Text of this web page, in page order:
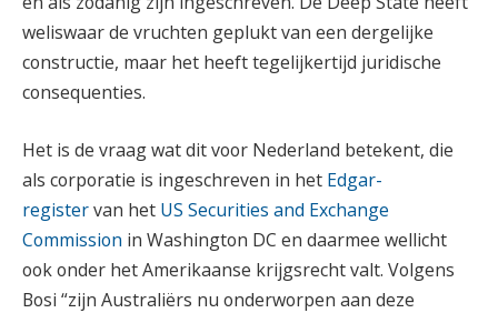
weliswaar de vruchten geplukt van een dergelijke
constructie, maar het heeft tegelijkertijd juridische
consequenties.
Het is de vraag wat dit voor Nederland betekent, die
als corporatie is ingeschreven in het Edgar-
registervan het US Securities and Exchange
Commission in Washington DC en daarmee wellicht
ook onder het Amerikaanse krijgsrecht valt. Volgens
Bosi “zijn Australiërs nu onderworpen aan deze